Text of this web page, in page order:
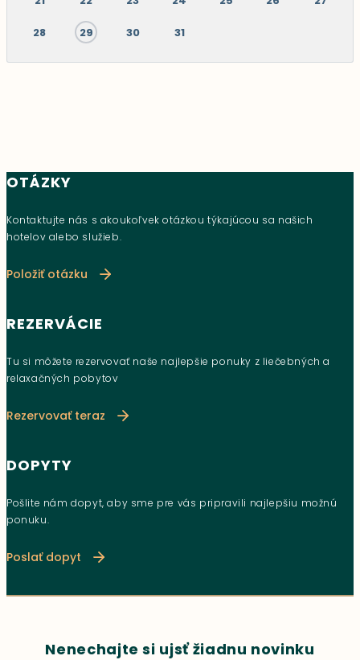
28 29 30 31
OTÁZKY
Kontaktujte nás s akoukoľvek otázkou týkajúcou sa našich
hotelov alebo služieb.
Položiť otázku
REZERVÁCIE
Tu si môžete rezervovať naše najlepšie ponuky z liečebných a
relaxačných pobytov
Rezervovať teraz
DOPYTY
Pošlite nám dopyt, aby sme pre vás pripravili najlepšiu možnú
ponuku.
Poslať dopyt
Nenechajte si ujsť žiadnu novinku